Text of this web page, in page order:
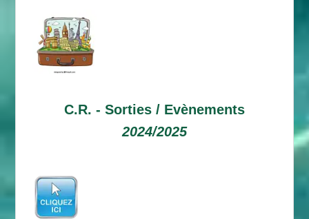
C.R. - Sorties / Evènements
2024/2025